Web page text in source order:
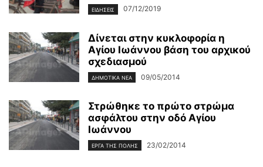
ΕΙΔΗΣΕΙΣ 07/12/2019
Δίνεται στην κυκλοφορία η
Αγίου Ιωάννου βάση του αρχικού
σχεδιασμού
ΔΗΜΟΤΙΚΑ ΝΕΑ 09/05/2014
Στρώθηκε το πρώτο στρώμα
ασφάλτου στην οδό Αγίου
Ιωάννου
ΕΡΓΑ ΤΗΣ ΠΟΛΗΣ 23/02/2014